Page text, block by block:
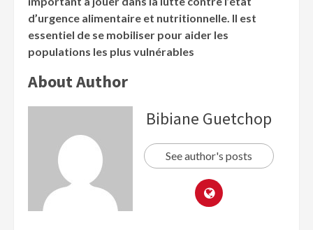
d’urgence alimentaire et nutritionnelle. Il est
essentiel de se mobiliser pour aider les
populations les plus vulnérables
About Author
Bibiane Guetchop
See author's posts